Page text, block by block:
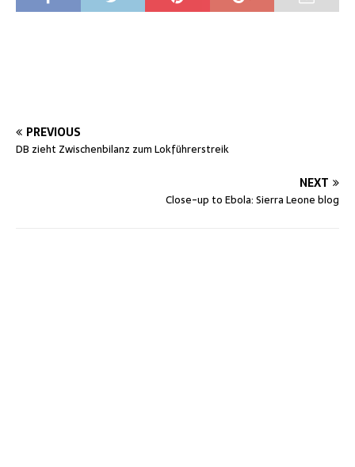
PREVIOUS
DB zieht Zwischenbilanz zum Lokführerstreik
NEXT
Close-up to Ebola: Sierra Leone blog